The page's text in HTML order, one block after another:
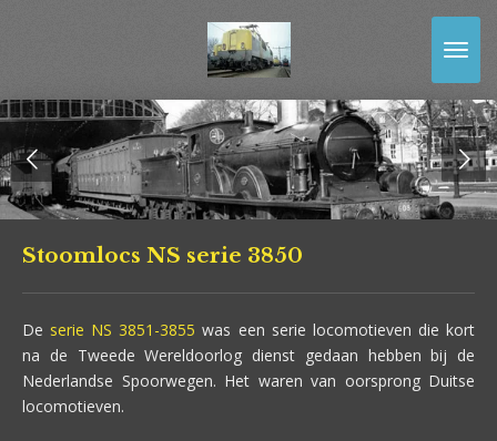
de
hoofdinhoud
Stoomlocs NS serie 3850
De serie NS 3851-3855 was een serie locomotieven die kort
na de Tweede Wereldoorlog dienst gedaan hebben bij de
Nederlandse Spoorwegen. Het waren van oorsprong Duitse
locomotieven.